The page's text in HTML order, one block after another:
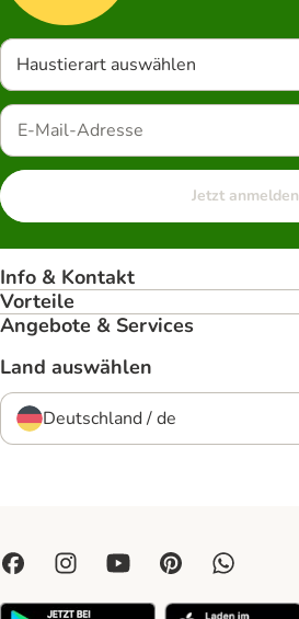
Haustierart auswählen
Jetzt anmelden
Info & Kontakt
Vorteile
Angebote & Services
Land auswählen
Deutschland / de